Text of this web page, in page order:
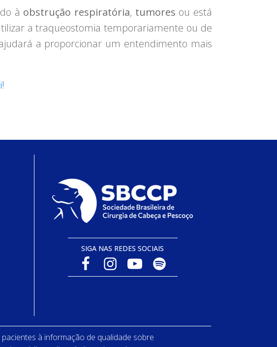
à obstrução respiratória, tumores ou está
a traqueostomia temporariamente ou de
a proporcionar um entendimento mais
SIGA NAS REDES SOCIAIS
à informação de qualidade sobre